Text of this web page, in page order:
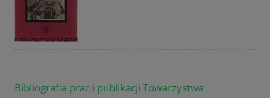
Bibliografia prac i publikacji Towarzystwa